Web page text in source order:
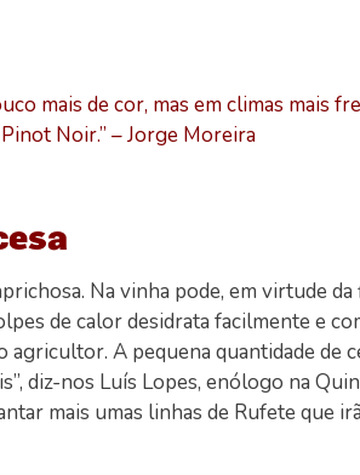
mais de cor, mas em climas mais
Noir.” – Jorge Moreira
Na vinha pode, em virtude
de calor desidrata facilmente e
A pequena quantidade de
diz-nos Luís Lopes, enólogo na
mais umas linhas de Rufete que